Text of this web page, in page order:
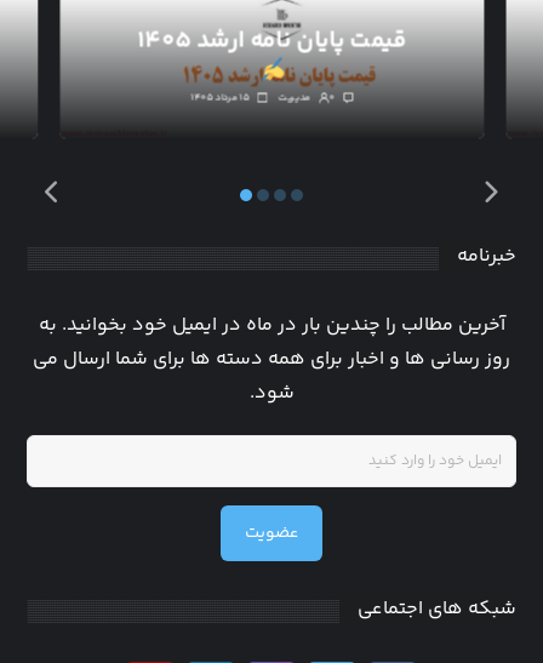
قیمت پایان نامه ارشد ۱۴۰۵
۱۵ مرداد ۱۴۰۵ مدیریت ۰
خبرنامه
آخرین مطالب را چندین بار در ماه در ایمیل خود بخوانید. به
روز رسانی ها و اخبار برای همه دسته ها برای شما ارسال می
شود.
عضویت
شبکه های اجتماعی